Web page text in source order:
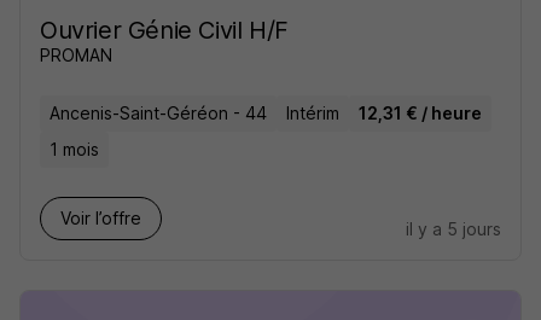
Ouvrier Génie Civil H/F
PROMAN
Ancenis-Saint-Géréon - 44 Intérim
12,31 € / heure
1 mois
Voir l’offre
il y a 5 jours